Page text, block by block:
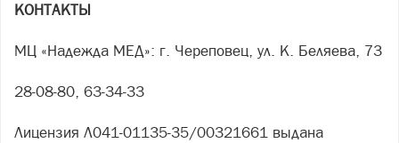
КОНТАКТЫ
МЦ «Надежда МЕД»: г. Череповец, ул. К. Беляева, 73
28-08-80, 63-34-33
Лицензия Л041-01135-35/00321661 выдана